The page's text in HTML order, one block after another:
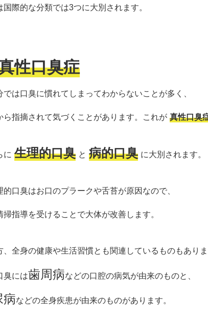
国際的な分類では3つに大別されます。
性口臭症
は口臭に慣れてしまってわからないことが多く、
ら指摘されて気づくことがあります。 これが 真性口臭
に 生理的口臭 と 病的口臭 に大別されます。
口臭はお口のプラークや舌苔が原因なので、
掃指導を受けることで大体が改善します。
全身の健康や生活習慣とも関連しているものもあり
臭には歯周病などの口腔の病気が由来のものと、
病などの全身疾患が由来のものがあります。